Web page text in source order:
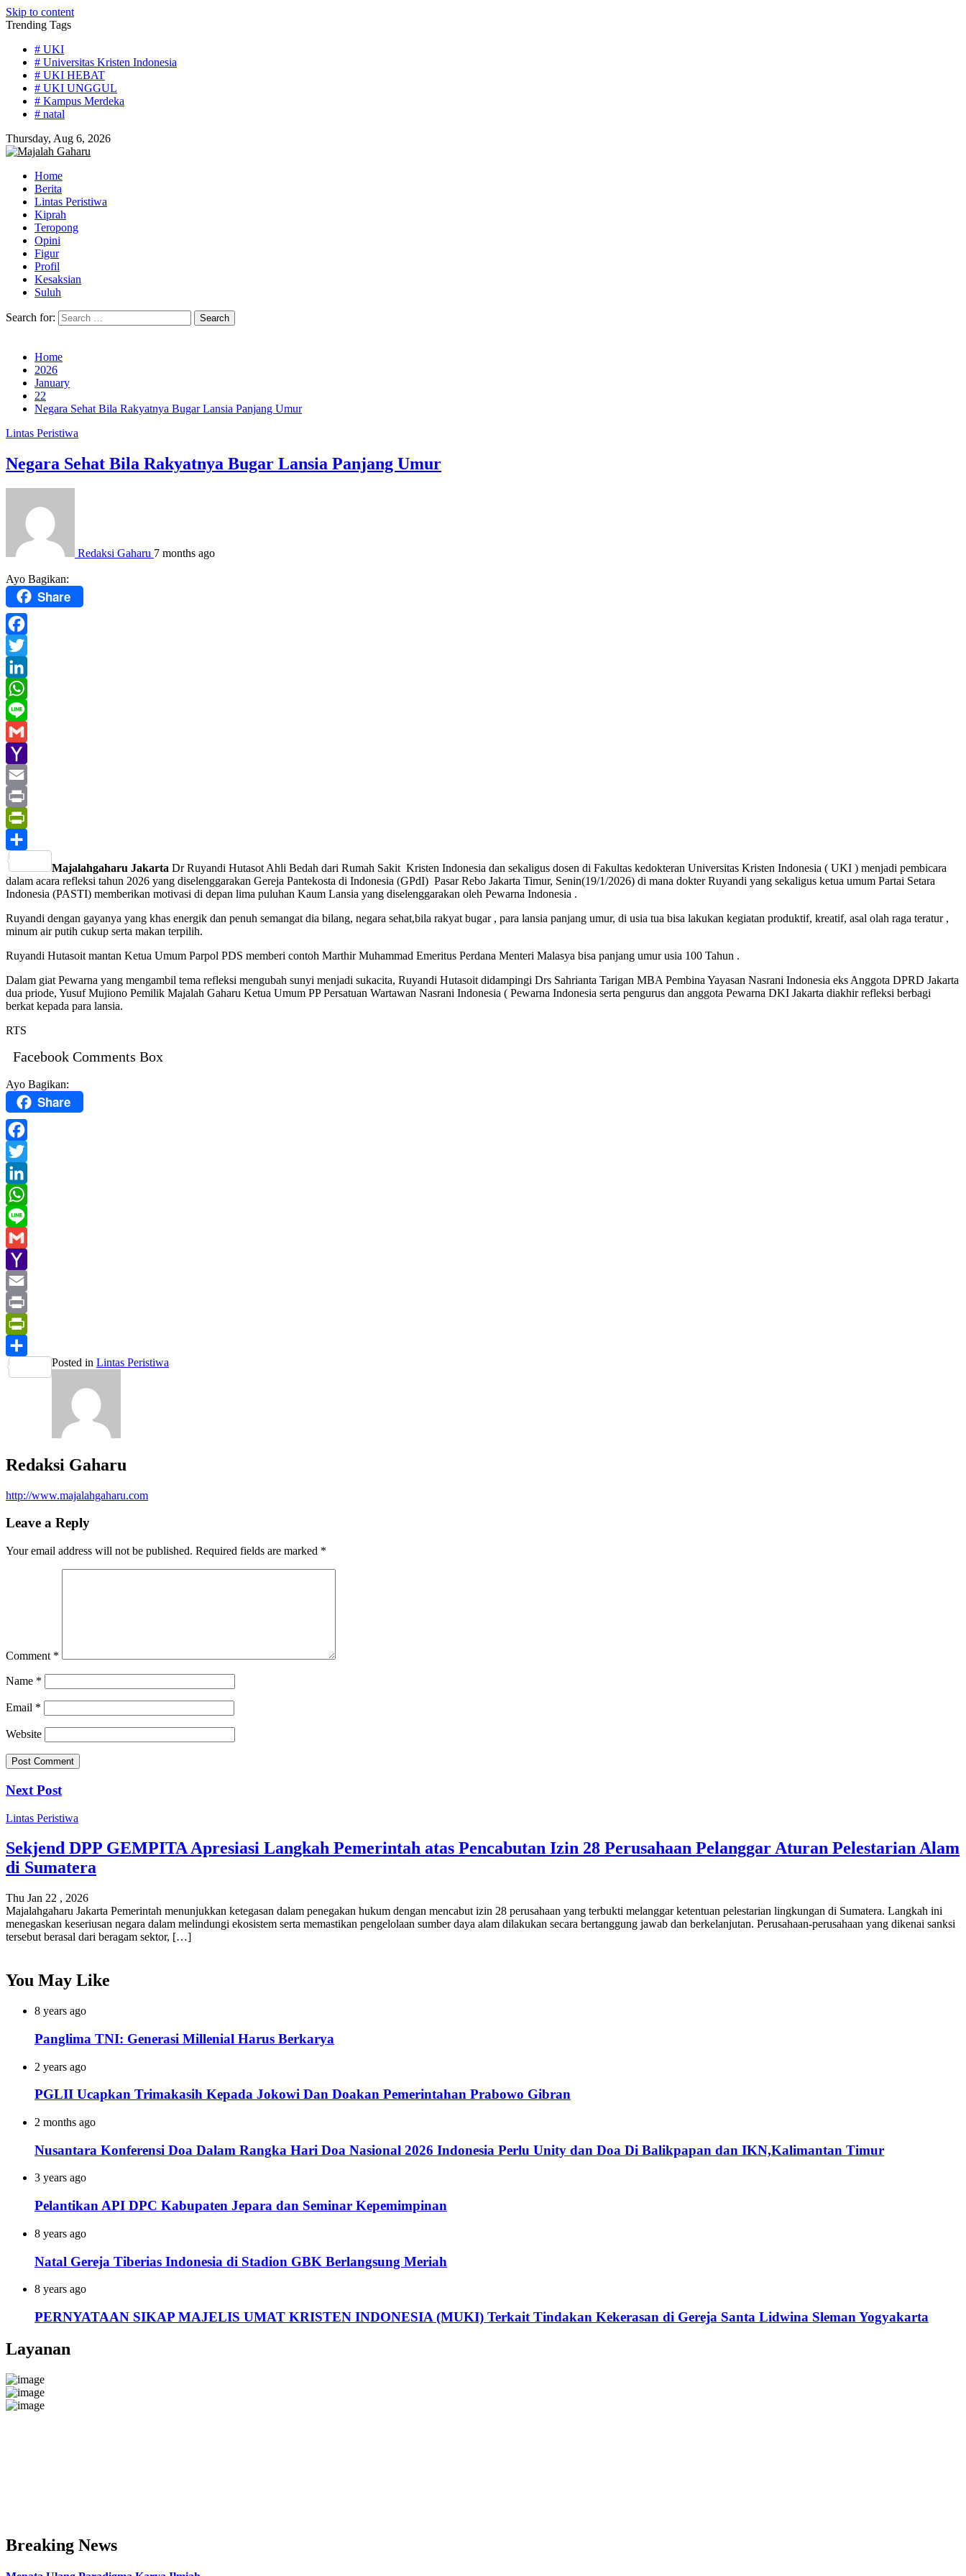
Skip to content
Trending Tags
# UKI
# Universitas Kristen Indonesia
# UKI HEBAT
# UKI UNGGUL
# Kampus Merdeka
# natal
Thursday, Aug 6, 2026
Home
Berita
Lintas Peristiwa
Kiprah
Teropong
Opini
Figur
Profil
Kesaksian
Suluh
Search for:
Home
2026
January
22
Negara Sehat Bila Rakyatnya Bugar Lansia Panjang Umur
Lintas Peristiwa
Negara Sehat Bila Rakyatnya Bugar Lansia Panjang Umur
Redaksi Gaharu 7 months ago
Ayo Bagikan:
Share
Facebook
Twitter
LinkedIn
WhatsApp
Line
Gmail
Yahoo
Mail
Email
Print
PrintFriendly
Share
Majalahgaharu Jakarta Dr Ruyandi Hutasot Ahli Bedah dari Rumah Sakit Kristen Indonesia dan sekaligus dosen di Fakultas kedokteran Universitas Kristen Indonesia ( UKI ) menjadi pembicara
dalam acara refleksi tahun 2026 yang diselenggarakan Gereja Pantekosta di Indonesia (GPdI) Pasar Rebo Jakarta Timur, Senin(19/1/2026) di mana dokter Ruyandi yang sekaligus ketua umum Partai Setara
Indonesia (PASTI) memberikan motivasi di depan lima puluhan Kaum Lansia yang diselenggarakan oleh Pewarna Indonesia .
Ruyandi dengan gayanya yang khas energik dan penuh semangat dia bilang, negara sehat,bila rakyat bugar , para lansia panjang umur, di usia tua bisa lakukan kegiatan produktif, kreatif, asal olah raga teratur ,
minum air putih cukup serta makan terpilih.
Ruyandi Hutasoit mantan Ketua Umum Parpol PDS memberi contoh Marthir Muhammad Emeritus Perdana Menteri Malasya bisa panjang umur usia 100 Tahun .
Dalam giat Pewarna yang mengambil tema refleksi mengubah sunyi menjadi sukacita, Ruyandi Hutasoit didampingi Drs Sahrianta Tarigan MBA Pembina Yayasan Nasrani Indonesia eks Anggota DPRD Jakarta
dua priode, Yusuf Mujiono Pemilik Majalah Gaharu Ketua Umum PP Persatuan Wartawan Nasrani Indonesia ( Pewarna Indonesia serta pengurus dan anggota Pewarna DKI Jakarta diakhir refleksi berbagi
berkat kepada para lansia.
RTS
Facebook Comments Box
Ayo Bagikan:
Share
Facebook
Twitter
LinkedIn
WhatsApp
Line
Gmail
Yahoo
Mail
Email
Print
PrintFriendly
Share
Posted in Lintas Peristiwa
Redaksi Gaharu
http://www.majalahgaharu.com
Leave a Reply
Your email address will not be published. Required fields are marked *
Comment *
Name *
Email *
Website
Next Post
Lintas Peristiwa
Sekjend DPP GEMPITA Apresiasi Langkah Pemerintah atas Pencabutan Izin 28 Perusahaan Pelanggar Aturan Pelestarian Alam
di Sumatera
Thu Jan 22 , 2026
Majalahgaharu Jakarta Pemerintah menunjukkan ketegasan dalam penegakan hukum dengan mencabut izin 28 perusahaan yang terbukti melanggar ketentuan pelestarian lingkungan di Sumatera. Langkah ini
menegaskan keseriusan negara dalam melindungi ekosistem serta memastikan pengelolaan sumber daya alam dilakukan secara bertanggung jawab dan berkelanjutan. Perusahaan-perusahaan yang dikenai sanksi
tersebut berasal dari beragam sektor, […]
You May Like
8 years ago
Panglima TNI: Generasi Millenial Harus Berkarya
2 years ago
PGLII Ucapkan Trimakasih Kepada Jokowi Dan Doakan Pemerintahan Prabowo Gibran
2 months ago
Nusantara Konferensi Doa Dalam Rangka Hari Doa Nasional 2026 Indonesia Perlu Unity dan Doa Di Balikpapan dan IKN,Kalimantan Timur
3 years ago
Pelantikan API DPC Kabupaten Jepara dan Seminar Kepemimpinan
8 years ago
Natal Gereja Tiberias Indonesia di Stadion GBK Berlangsung Meriah
8 years ago
PERNYATAAN SIKAP MAJELIS UMAT KRISTEN INDONESIA (MUKI) Terkait Tindakan Kekerasan di Gereja Santa Lidwina Sleman Yogyakarta
Layanan
Breaking News